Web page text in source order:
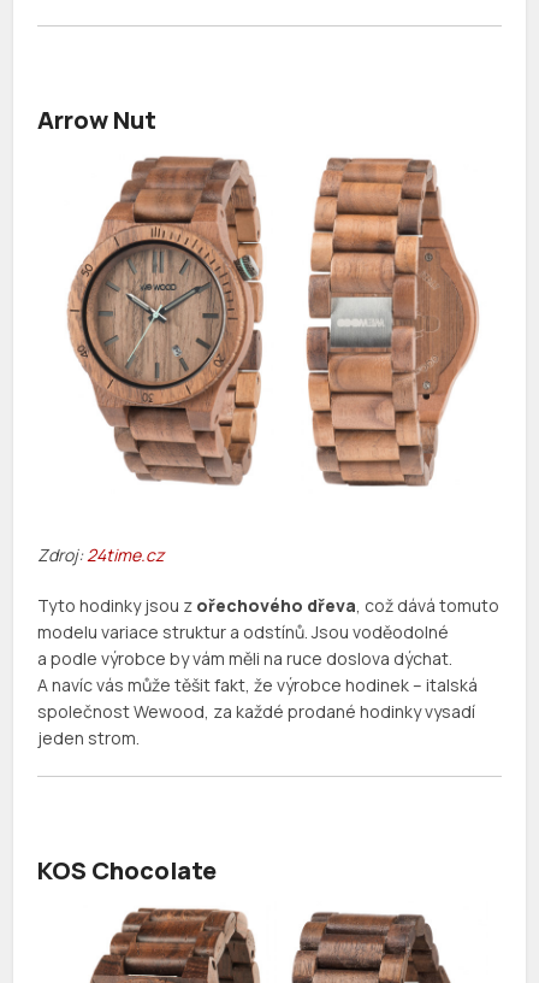
Arrow Nut
Zdroj:24time.cz
Tyto hodinky jsou z ořechového dřeva, což dává tomuto
modelu variace struktur a odstínů. Jsou voděodolné
a podle výrobce by vám měli na ruce doslova dýchat.
A navíc vás může těšit fakt, že výrobce hodinek – italská
společnost Wewood, za každé prodané hodinky vysadí
jeden strom.
KOS Chocolate